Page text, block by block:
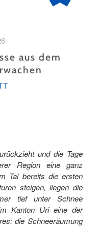
aus dem
und die Tage
Region eine ganz
Tal bereits die ersten
steigen, liegen die
tief unter Schnee
Kanton Uri eine der
die Schneeräumung